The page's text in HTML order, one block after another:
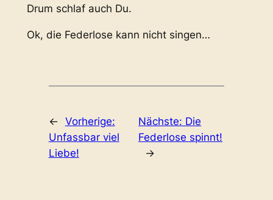
Drum schlaf auch Du.
Ok, die Federlose kann nicht singen…
← Vorherige:
Unfassbar viel
Liebe!
Nächste: Die
Federlose spinnt!
→